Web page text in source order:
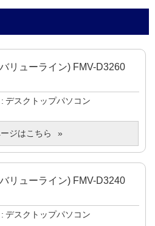
リューライン) FMV-D3260
デスクトップパソコン
ジはこちら
リューライン) FMV-D3240
デスクトップパソコン